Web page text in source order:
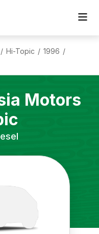
/ Hi-Topic / 1996 /
Motors